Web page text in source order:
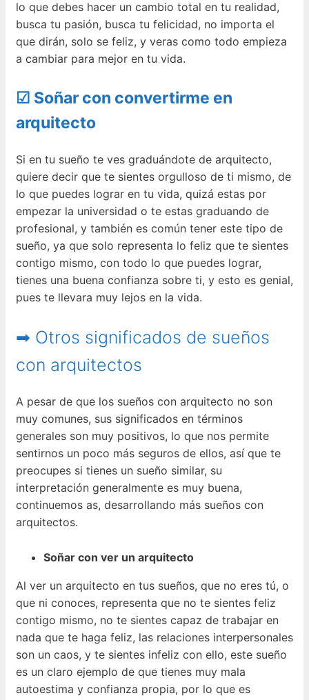
lo que debes hacer un cambio total en tu realidad,
busca tu pasión, busca tu felicidad, no importa el
que dirán, solo se feliz, y veras como todo empieza
a cambiar para mejor en tu vida.
☑ Soñar con convertirme en
arquitecto
Si en tu sueño te ves graduándote de arquitecto,
quiere decir que te sientes orgulloso de ti mismo, de
lo que puedes lograr en tu vida, quizá estas por
empezar la universidad o te estas graduando de
profesional, y también es común tener este tipo de
sueño, ya que solo representa lo feliz que te sientes
contigo mismo, con todo lo que puedes lograr,
tienes una buena confianza sobre ti, y esto es genial,
pues te llevara muy lejos en la vida.
➡ Otros significados de sueños
con arquitectos
A pesar de que los sueños con arquitecto no son
muy comunes, sus significados en términos
generales son muy positivos, lo que nos permite
sentirnos un poco más seguros de ellos, así que te
preocupes si tienes un sueño similar, su
interpretación generalmente es muy buena,
continuemos as, desarrollando más sueños con
arquitectos.
Soñar con ver un arquitecto
Al ver un arquitecto en tus sueños, que no eres tú, o
que ni conoces, representa que no te sientes feliz
contigo mismo, no te sientes capaz de trabajar en
nada que te haga feliz, las relaciones interpersonales
son un caos, y te sientes infeliz con ello, este sueño
es un claro ejemplo de que tienes muy mala
autoestima y confianza propia, por lo que es